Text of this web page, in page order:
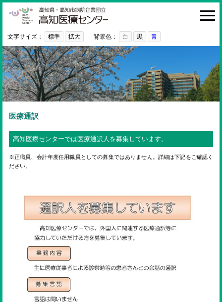
HOME
診療科・部門
外来
入院・お見舞い
病院紹介
医療関係者の方へ
利用ガイド
採用情報
ENGLISH
文字サイズ： 標準 拡大 背景色： 白 黒 青
医療通訳
高知医療センターでは医療通訳人を募集しています。
※正職員、会計年度任用職員としての募集ではありません。詳細は下記をご確認く
ださい。